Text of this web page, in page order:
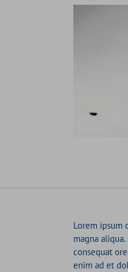
Lorem ipsum
magna
consequat
enim ad et